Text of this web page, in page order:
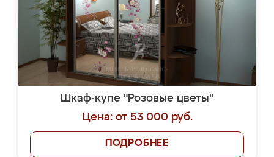
Шкаф-купе "Розовые цветы"
Цена: от 53 000 руб.
ПОДРОБНЕЕ